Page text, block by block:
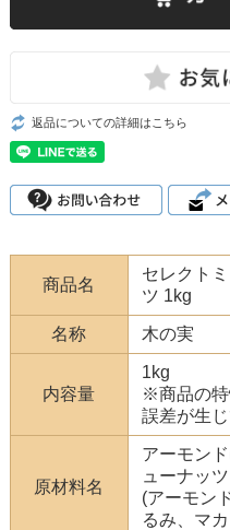
返品についての詳細はこちら
商品名
セレクト
ツ 1kg
名称 木の実
内容量
1kg
※商品の特
誤差が生
原材料名
アーモン
ューナッ
(アーモン
るみ、マ